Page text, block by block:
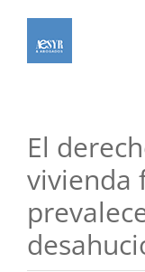
contenido
El
vivienda